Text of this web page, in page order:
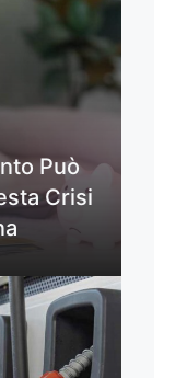
Può
Crisi